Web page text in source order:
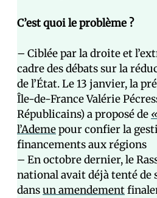
C’est quoi le problème ?
– Ciblée par la droite et
cadre des débats sur la
de l’État. Le 13 janvier, la
Île-de-France Valérie
Républicains) a proposé de
l’Ademepour confier la
financements aux régions
– En octobre dernier, le
national avait déjà tenté de
dansun amendement